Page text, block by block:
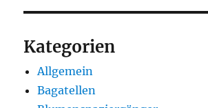
Kategorien
Allgemein
Bagatellen